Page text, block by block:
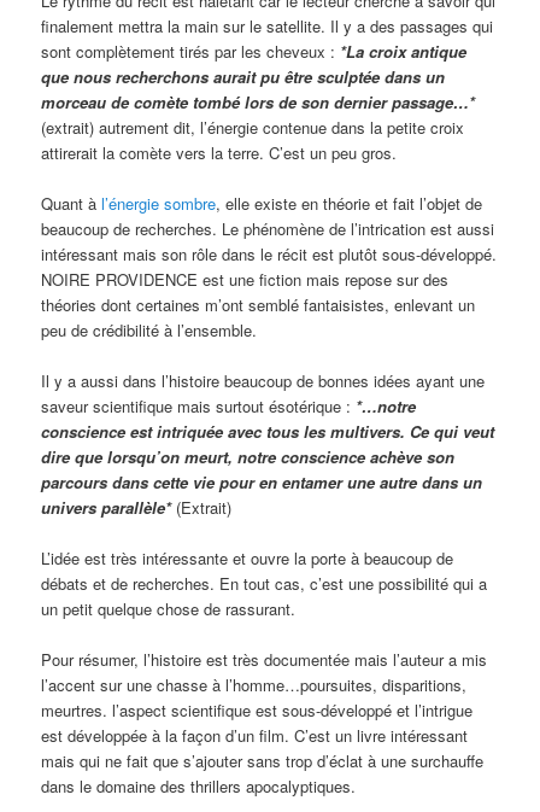
finalement mettra la main sur le satellite. Il y a des passages qui
sont complètement tirés par les cheveux : *La croix antique
que nous recherchons aurait pu être sculptée dans un
morceau de comète tombé lors de son dernier passage…*
(extrait) autrement dit, l’énergie contenue dans la petite croix
attirerait la comète vers la terre. C’est un peu gros.
Quant àl’énergie sombre, elle existe en théorie et fait l’objet de
beaucoup de recherches. Le phénomène de l’intrication est aussi
intéressant mais son rôle dans le récit est plutôt sous-développé.
NOIRE PROVIDENCE est une fiction mais repose sur des
théories dont certaines m’ont semblé fantaisistes, enlevant un
peu de crédibilité à l’ensemble.
Il y a aussi dans l’histoire beaucoup de bonnes idées ayant une
saveur scientifique mais surtout ésotérique : *…notre
conscience est intriquée avec tous les multivers. Ce qui veut
dire que lorsqu’on meurt, notre conscience achève son
parcours dans cette vie pour en entamer une autre dans un
univers parallèle*(Extrait)
L’idée est très intéressante et ouvre la porte à beaucoup de
débats et de recherches. En tout cas, c’est une possibilité qui a
un petit quelque chose de rassurant.
Pour résumer, l’histoire est très documentée mais l’auteur a mis
l’accent sur une chasse à l’homme…poursuites, disparitions,
meurtres. l’aspect scientifique est sous-développé et l’intrigue
est développée à la façon d’un film. C’est un livre intéressant
mais qui ne fait que s’ajouter sans trop d’éclat à une surchauffe
dans le domaine des thrillers apocalyptiques.